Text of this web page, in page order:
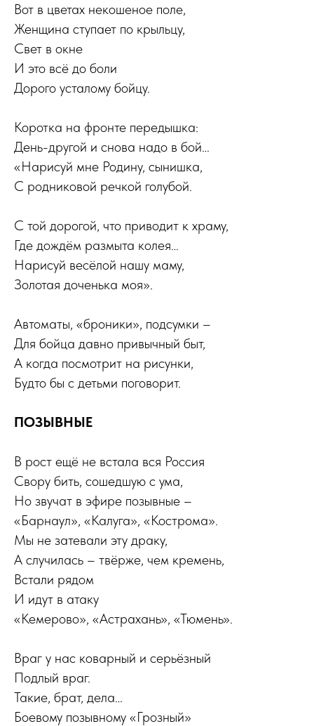
Вот в цветах некошеное поле,
Женщина ступает по крыльцу,
Свет в окне
И это всё до боли
Дорого усталому бойцу.
Коротка на фронте передышка:
День-другой и снова надо в бой…
«Нарисуй мне Родину, сынишка,
С родниковой речкой голубой.
С той дорогой, что приводит к храму,
Где дождём размыта колея…
Нарисуй весёлой нашу маму,
Золотая доченька моя».
Автоматы, «броники», подсумки –
Для бойца давно привычный быт,
А когда посмотрит на рисунки,
Будто бы с детьми поговорит.
ПОЗЫВНЫЕ
В рост ещё не встала вся Россия
Свору бить, сошедшую с ума,
Но звучат в эфире позывные –
«Барнаул», «Калуга», «Кострома».
Мы не затевали эту драку,
А случилась – твёрже, чем кремень,
Встали рядом
И идут в атаку
«Кемерово», «Астрахань», «Тюмень».
Враг у нас коварный и серьёзный
Подлый враг.
Такие, брат, дела…
Боевому позывному «Грозный»